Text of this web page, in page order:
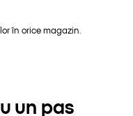
în orice magazin.
un pas